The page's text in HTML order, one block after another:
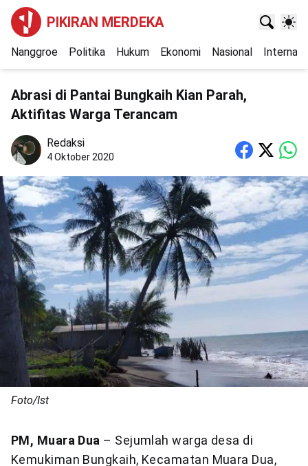
PIKIRAN MERDEKA
Nanggroe Politika Hukum Ekonomi Nasional
Abrasi di Pantai Bungkaih Kian Parah,
Aktifitas Warga Terancam
Redaksi
4 Oktober 2020
Foto/Ist
PM, Muara Dua – Sejumlah warga desa di
Kemukiman Bungkaih, Kecamatan Muara Dua,